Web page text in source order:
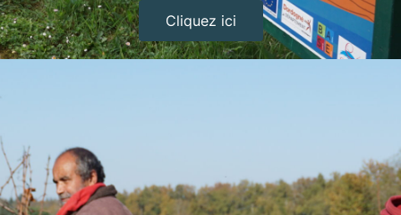
Cliquez ici